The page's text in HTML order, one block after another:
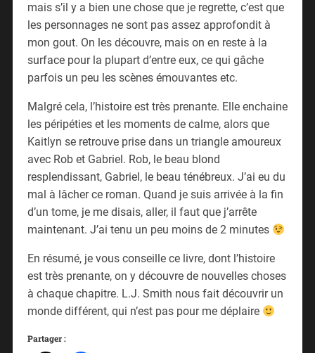
mais s’il y a bien une chose que je regrette, c’est que
les personnages ne sont pas assez approfondit à
mon gout. On les découvre, mais on en reste à la
surface pour la plupart d’entre eux, ce qui gâche
parfois un peu les scènes émouvantes etc.
Malgré cela, l’histoire est très prenante. Elle enchaine
les péripéties et les moments de calme, alors que
Kaitlyn se retrouve prise dans un triangle amoureux
avec Rob et Gabriel. Rob, le beau blond
resplendissant, Gabriel, le beau ténébreux. J’ai eu du
mal à lâcher ce roman. Quand je suis arrivée à la fin
d’un tome, je me disais, aller, il faut que j’arrête
maintenant. J’ai tenu un peu moins de 2 minutes
En résumé, je vous conseille ce livre, dont l’histoire
est très prenante, on y découvre de nouvelles choses
à chaque chapitre. L.J. Smith nous fait découvrir un
monde différent, qui n’est pas pour me déplaire
Partager :